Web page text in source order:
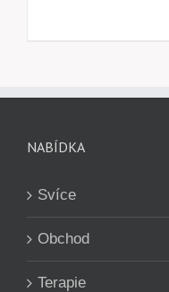
NABÍDKA
Svíce
Obchod
Terapie